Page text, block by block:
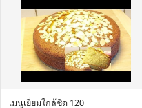
เมนูเยี่ยมใกล้ชิด 120